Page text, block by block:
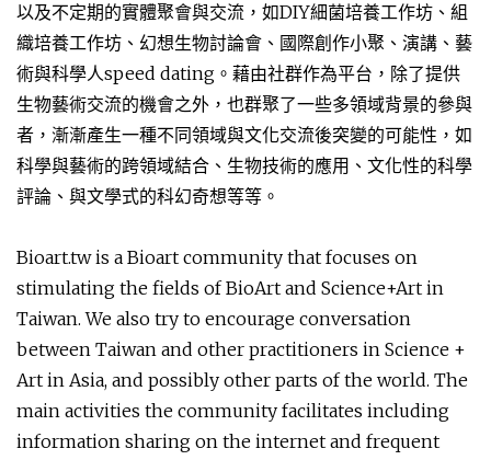
以及不定期的實體聚會與交流，如DIY細菌培養工作坊、組
織培養工作坊、幻想生物討論會、國際創作小聚、演講、藝
術與科學人speed dating。藉由社群作為平台，除了提供
生物藝術交流的機會之外，也群聚了一些多領域背景的參與
者，漸漸產生一種不同領域與文化交流後突變的可能性，如
科學與藝術的跨領域結合、生物技術的應用、文化性的科學
評論、與文學式的科幻奇想等等。
Bioart.tw is a Bioart community that focuses on
stimulating the fields of BioArt and Science+Art in
Taiwan. We also try to encourage conversation
between Taiwan and other practitioners in Science +
Art in Asia, and possibly other parts of the world. The
main activities the community facilitates including
information sharing on the internet and frequent